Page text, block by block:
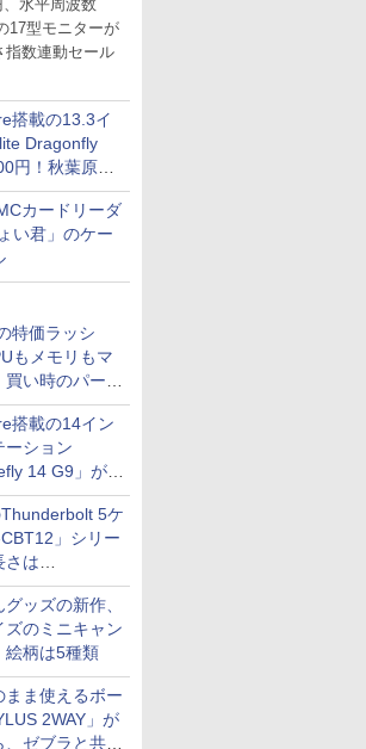
水平周波数
17型モニターが
指数連動セール
搭載の13.3イ
Dragonfly
円！秋葉原で
カードリーダ
い君」のケー
特価ラッシ
もメモリもマ
い時のパーツ
(金)22時配信】
搭載の14イン
ーション
14 G9」が
葉原で中古PC
5ケ
」シリー
さは
の3種類
ッズの新作、
ズのミニキャン
絵柄は5種類
まま使えるボー
2WAY」が
ゼブラと共同